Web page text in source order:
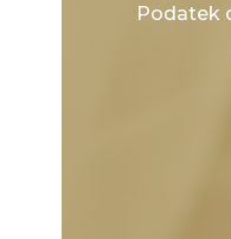
Podatek